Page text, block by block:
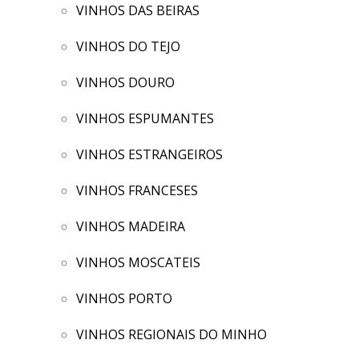
VINHOS DAS BEIRAS
VINHOS DO TEJO
VINHOS DOURO
VINHOS ESPUMANTES
VINHOS ESTRANGEIROS
VINHOS FRANCESES
VINHOS MADEIRA
VINHOS MOSCATEIS
VINHOS PORTO
VINHOS REGIONAIS DO MINHO